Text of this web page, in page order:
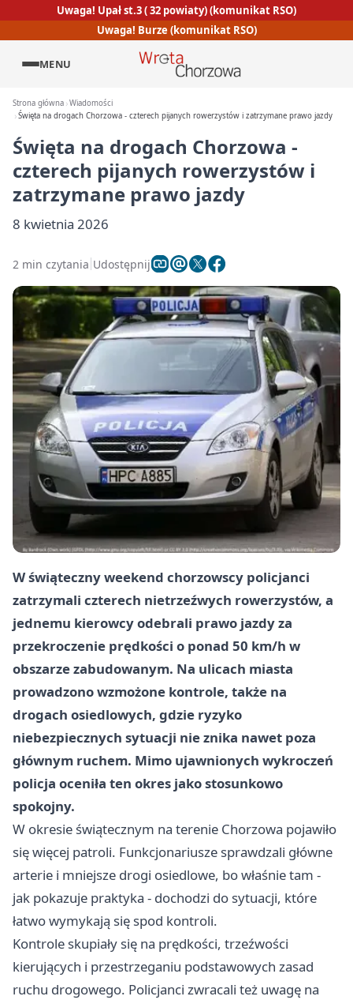
Uwaga! Upał st.3 ( 32 powiaty) (komunikat RSO)
Uwaga! Burze (komunikat RSO)
MENU
Strona główna Wiadomości
Święta na drogach Chorzowa - czterech pijanych rowerzystów i zatrzymane prawo jazdy
Święta na drogach Chorzowa -
czterech pijanych rowerzystów i
zatrzymane prawo jazdy
8 kwietnia 2026
2 min czytania Udostępnij
W świąteczny weekend chorzowscy policjanci
zatrzymali czterech nietrzeźwych rowerzystów, a
jednemu kierowcy odebrali prawo jazdy za
przekroczenie prędkości o ponad 50 km/h w
obszarze zabudowanym. Na ulicach miasta
prowadzono wzmożone kontrole, także na
drogach osiedlowych, gdzie ryzyko
niebezpiecznych sytuacji nie znika nawet poza
głównym ruchem. Mimo ujawnionych wykroczeń
policja oceniła ten okres jako stosunkowo
spokojny.
W okresie świątecznym na terenie Chorzowa pojawiło
się więcej patroli. Funkcjonariusze sprawdzali główne
arterie i mniejsze drogi osiedlowe, bo właśnie tam -
jak pokazuje praktyka - dochodzi do sytuacji, które
łatwo wymykają się spod kontroli.
Kontrole skupiały się na prędkości, trzeźwości
kierujących i przestrzeganiu podstawowych zasad
ruchu drogowego. Policjanci zwracali też uwagę na